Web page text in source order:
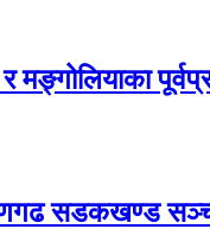
र मङ्गोलियाका
सडकखण्ड